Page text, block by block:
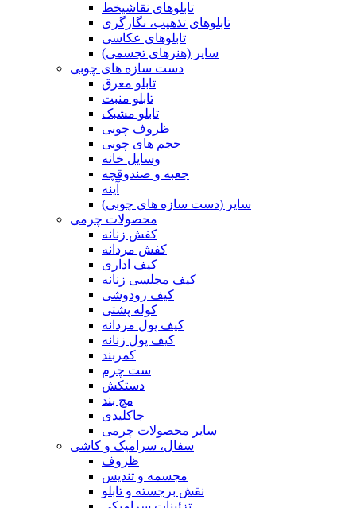
تابلوهای نقاشیخط
تابلوهای تذهیب، نگارگری
تابلوهای عکاسی
سایر (هنرهای تجسمی)
دست سازه های چوبی
تابلو معرق
تابلو منبت
تابلو مشبک
ظروف چوبی
حجم های چوبی
وسایل خانه
جعبه و صندوقچه
آینه
سایر (دست سازه های چوبی)
محصولات چرمی
کفش زنانه
کفش مردانه
کیف اداری
کیف مجلسی زنانه
کیف رودوشی
کوله پشتی
کیف پول مردانه
کیف پول زنانه
کمربند
ست چرم
دستکش
مچ بند
جاکلیدی
سایر محصولات چرمی
سفال، سرامیک و کاشی
ظروف
مجسمه و تندیس
نقش برجسته و تابلو